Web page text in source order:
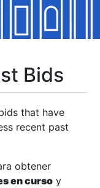
Bids
that have
recent past
obtener
en curso y